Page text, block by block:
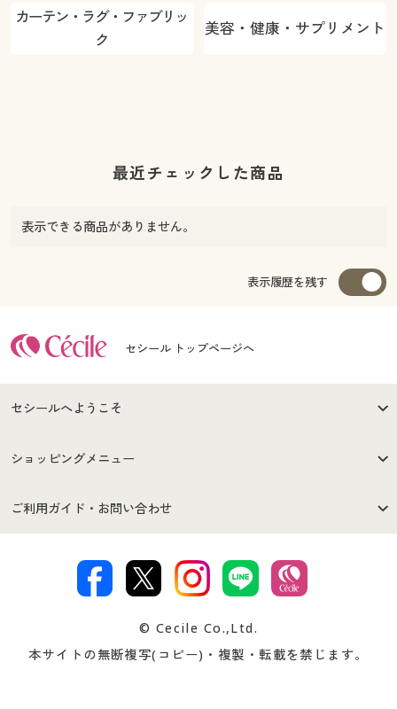
カーテン・ラグ・ファブリッ
ク
美容・健康・サプリメント
最近チェックした商品
表示できる商品がありません。
表示履歴を残す
セシール トップページへ
セシールへようこそ
はじめての方へ
セシールご利用規約
著作権・商標について 会社案内
ショッピングメニュー
商品カテゴリ
プレゼント＆キャンペーン サイトマップ
ご利用ガイド・お問い合わせ
交換・返品は お支払は
ついて
忘れの場合
© Cecile Co.,Ltd.
本サイトの無断複写(コピー)・複製・転載を禁じます。